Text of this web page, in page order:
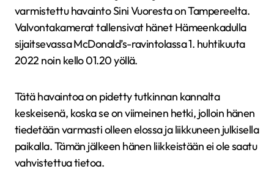
varmistettu havainto Sini Vuoresta on Tampereelta.
Valvontakamerat tallensivat hänet Hämeenkadulla
sijaitsevassa McDonald’s-ravintolassa 1. huhtikuuta
2022 noin kello 01.20 yöllä.
Tätä havaintoa on pidetty tutkinnan kannalta
keskeisenä, koska se on viimeinen hetki, jolloin hänen
tiedetään varmasti olleen elossa ja liikkuneen julkisella
paikalla. Tämän jälkeen hänen liikkeistään ei ole saatu
vahvistettua tietoa.